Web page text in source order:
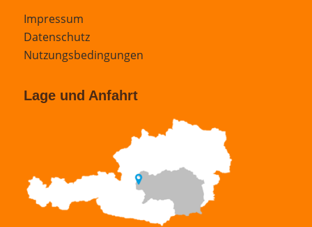
Impressum
Datenschutz
Nutzungsbedingungen
Lage und Anfahrt